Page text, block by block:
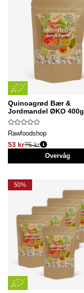
Quinoagrød Bær &
Jordmandel ØKO 400g
Rawfoodshop
53 kr
Normalpris:
75 kr
Overvåg
50%